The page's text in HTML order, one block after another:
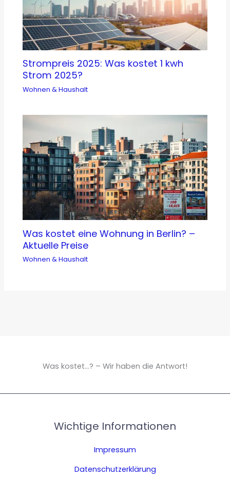
Strompreis 2025: Was kostet 1 kwh
Strom 2025?
Wohnen & Haushalt
Was kostet eine Wohnung in Berlin? –
Aktuelle Preise
Wohnen & Haushalt
Was kostet...? – Wir haben die Antwort!
Wichtige Informationen
Impressum
Datenschutzerklärung